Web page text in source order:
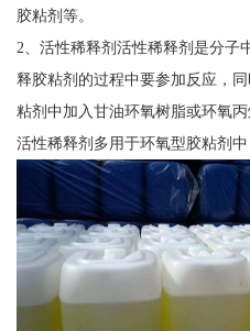
胶粘剂等。
2、活性稀释剂活性稀释剂是分子
释胶粘剂的过程中要参加反应，
粘剂中加入甘油环氧树脂或环氧
活性稀释剂多用于环氧型胶粘剂中